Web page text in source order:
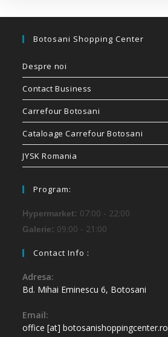
Botosani Shopping Center
Despre noi
Contact Business
Carrefour Botosani
Cataloage Carrefour Botosani
JYSK Romania
Program:
Hypermarket: 07:00 - 22:00
Galerie: 09:00 - 21:00
Contact Info :
Adresa:
Bd. Mihai Eminescu 6, Botosani
Email:
office [at] botosanishoppingcenter.ro